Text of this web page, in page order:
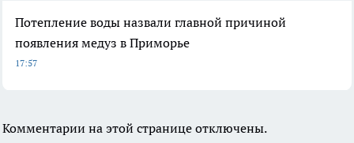
Потепление воды назвали главной причиной
появления медуз в Приморье
17:57
Комментарии на этой странице отключены.